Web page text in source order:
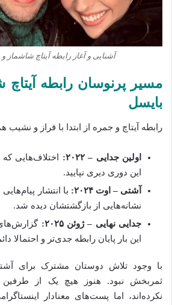
آشنایی و آغاز رابطه آیتاچ شاشماز
مسیر پرنوسان رابطه
بایسل
رابطه آیتاچ و جمره از ابتدا با فراز و نشیب
اولین جدایی – ۲۰۲۲:
اختلاف‌هایی
این دوری دیری نپایید.
آشتی – اوت ۲۰۲۴:
با انتشار
نشانه‌هایی از بازگشتشان دیده شد.
جدایی نهایی – ژوئن ۲۰۲۵:
این بار پایان رابطه جدی‌تر و احتمالا
با وجود تلاش دوستان مشترک برای
ثمربخش نبود. هنوز هیچ یک از
نکرده‌اند، اما پست‌های معنادار